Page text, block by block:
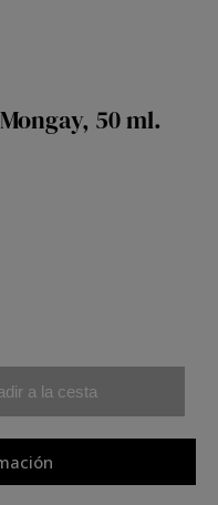
50 ml.
a la cesta